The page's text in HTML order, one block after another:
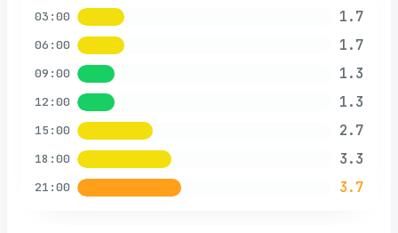
03:00 1.7
06:00 1.7
09:00 1.3
12:00 1.3
15:00 2.7
18:00 3.3
21:00 3.7